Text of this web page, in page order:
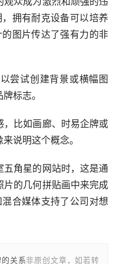
拥有耐克设备可以培养
图片传达了强有力的非
试创建背景或横幅图
标志。
比如画廊、时易企牌或
说明这个概念。
角星的网站时，这是通
的几何拼贴画中来完成
合媒体支持了公司对想
关系非原创文章，如若转